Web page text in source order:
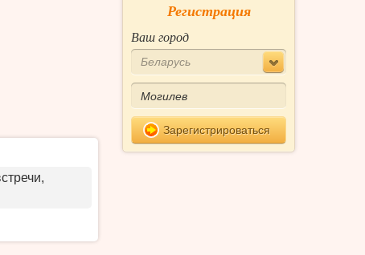
Регистрация
Ваш город
Беларусь
Зарегистрироваться